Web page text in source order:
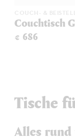
Couchtisch
€ 686
Tische
Alles rund